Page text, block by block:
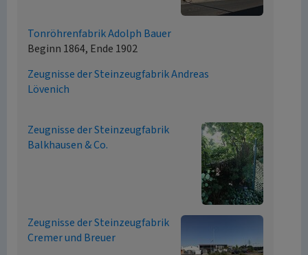
Tonröhrenfabrik Adolph Bauer
Beginn 1864, Ende 1902
Zeugnisse der Steinzeugfabrik Andreas
Lövenich
Zeugnisse der Steinzeugfabrik
Balkhausen & Co.
Zeugnisse der Steinzeugfabrik
Cremer und Breuer